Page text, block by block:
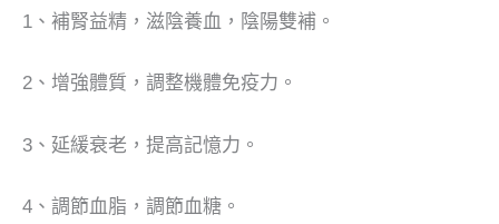
1、補腎益精，滋陰養血，陰陽雙補。
2、增強體質，調整機體免疫力。
3、延緩衰老，提高記憶力。
4、調節血脂，調節血糖。